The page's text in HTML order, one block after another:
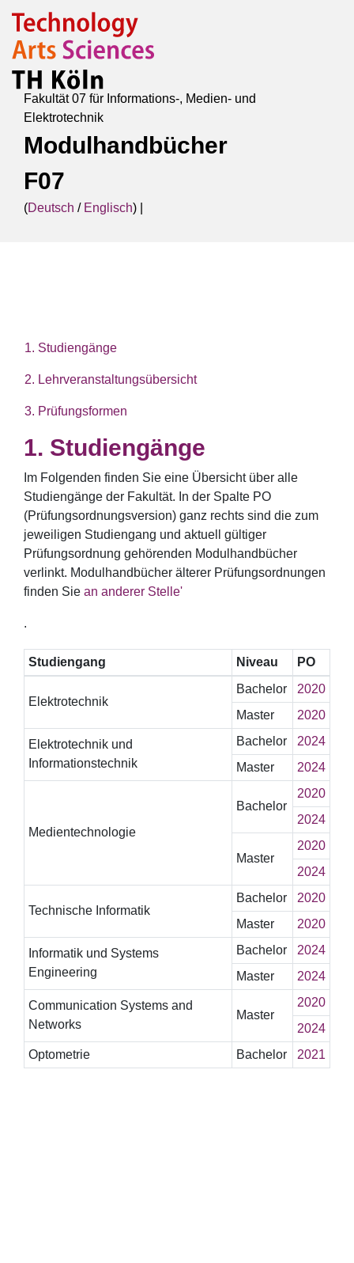
Fakultät 07 für Informations-, Medien- und
Elektrotechnik
Modulhandbücher
F07
(Deutsch / Englisch) |
1. Studiengänge
2. Lehrveranstaltungsübersicht
3. Prüfungsformen
Studiengänge
Im Folgenden finden Sie eine Übersicht über alle
Studiengänge der Fakultät. In der Spalte PO
(Prüfungsordnungsversion) ganz rechts sind die zum
jeweiligen Studiengang und aktuell gültiger
Prüfungsordnung gehörenden Modulhandbücher
verlinkt. Modulhandbücher älterer Prüfungsordnungen
finden Sie an anderer Stelle'
.
Studiengang Niveau PO
Elektrotechnik
Bachelor
2020
Master
2020
Elektrotechnik und
Informationstechnik
Bachelor
2024
Master
2024
Medientechnologie
Bachelor
2020
2024
Master
2020
2024
Technische Informatik
Bachelor
2020
Master
2020
Informatik und Systems
Engineering
Bachelor
2024
Master
2024
Communication Systems and
Networks
Master
2020
2024
Optometrie
Bachelor 2021